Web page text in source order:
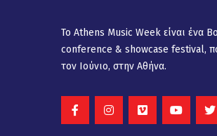
Το Athens Music Week είναι ένα
conference & showcase festival,
τον Ιούνιο, στην Αθήνα.